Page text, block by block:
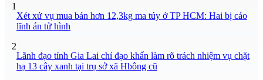
1
Xét xử vụ mua bán hơn 12,3kg ma túy ở TP HCM: Hai bị cáo
lĩnh án tử hình
2
Lãnh đạo tỉnh Gia Lai chỉ đạo khẩn làm rõ trách nhiệm vụ chặt
hạ 13 cây xanh tại trụ sở xã Hbông cũ